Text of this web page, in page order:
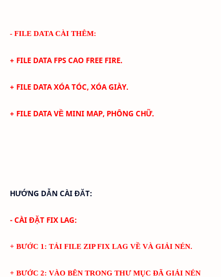
- FILE DATA CÀI THÊM:
+ FILE DATA FPS CAO FREE FIRE.
+ FILE DATA XÓA TÓC, XÓA GIÀY.
+ FILE DATA VỀ MINI MAP, PHÔNG CHỮ.
HƯỚNG DẪN CÀI ĐĂT:
- CÀI ĐẶT FIX LAG:
+ BƯỚC 1: TẢI FILE ZIP FIX LAG VỀ VÀ GIẢI NÉN.
+ BƯỚC 2: VÀO BÊN TRONG THƯ MỤC ĐÃ GIẢI NÉN